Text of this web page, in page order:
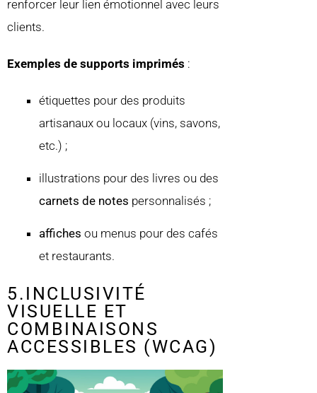
renforcer leur lien émotionnel avec leurs
clients.
Exemples de supports imprimés :
étiquettes pour des produits
artisanaux ou locaux (vins, savons,
etc.) ;
illustrations pour des livres ou des
carnets de notes personnalisés ;
affiches ou menus pour des cafés
et restaurants.
5.INCLUSIVITÉ
VISUELLE ET
COMBINAISONS
ACCESSIBLES (WCAG)